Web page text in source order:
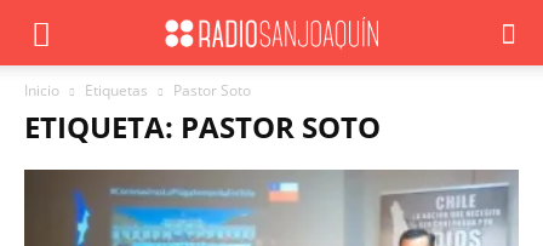
Inicio Etiquetas Pastor Soto
ETIQUETA: PASTOR SOTO